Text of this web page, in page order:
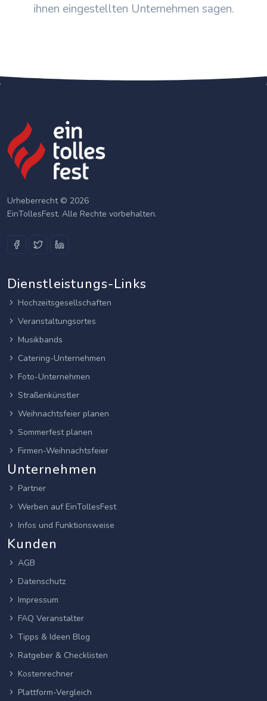
ihnen eingestellten Unternehmen sagen.
Urheberrecht © 2026
EinTollesFest. Alle Rechte vorbehalten.
Dienstleistungs-Links
Hochzeitsgesellschaften
Veranstaltungsortes
Musikbands
Catering-Unternehmen
Foto-Unternehmen
Straßenkünstler
Weihnachtsfeier planen
Sommerfest planen
Firmen-Weihnachtsfeier
Unternehmen
Partner
Werben auf EinTollesFest
Infos und Funktionsweise
Kunden
AGB
Datenschutz
Impressum
FAQ Veranstalter
Tipps & Ideen Blog
Ratgeber & Checklisten
Kostenrechner
Plattform-Vergleich